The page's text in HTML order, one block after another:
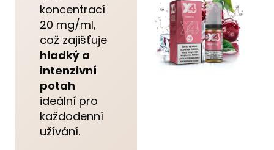
koncentrací
20 mg/ml,
což zajišťuje
hladký a
intenzivní
potah
ideální pro
každodenní
užívání.